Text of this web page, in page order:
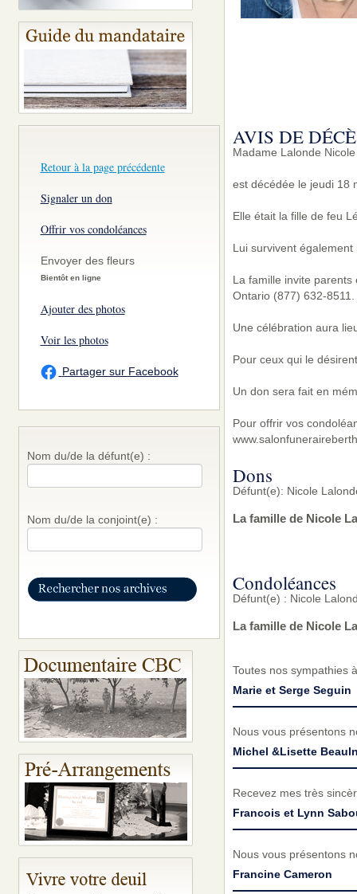
Retour à la page précédente
Signaler un don
Offrir vos condoléances
Envoyer des fleurs
Bientôt en ligne
Ajouter des photos
Voir les photos
Partager sur Facebook
Nom du/de la défunt(e) :
Nom du/de la conjoint(e) :
AVIS DE
Madame Lalonde
est décédée le jeudi 18
Elle était la fille de feu
Lui survivent
La famille invite
Ontario (877) 632-8511.
Une célébration aura
Pour ceux qui le
Un don sera fait en
Pour offrir vos
Dons
Défunt(e): Nicole
La famille de Nicole
Condoléances
Défunt(e) : Nicole
La famille de Nicole
Toutes nos sympathies
Marie et Serge Seguin
Nous vous présentons
Michel &Lisette
Recevez mes très
Francois et Lynn
Nous vous présentons
Francine Cameron